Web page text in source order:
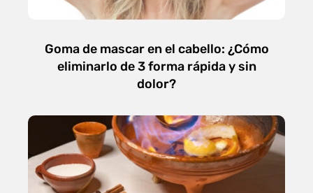
Goma de mascar en el cabello: ¿Cómo
eliminarlo de 3 forma rápida y sin
dolor?